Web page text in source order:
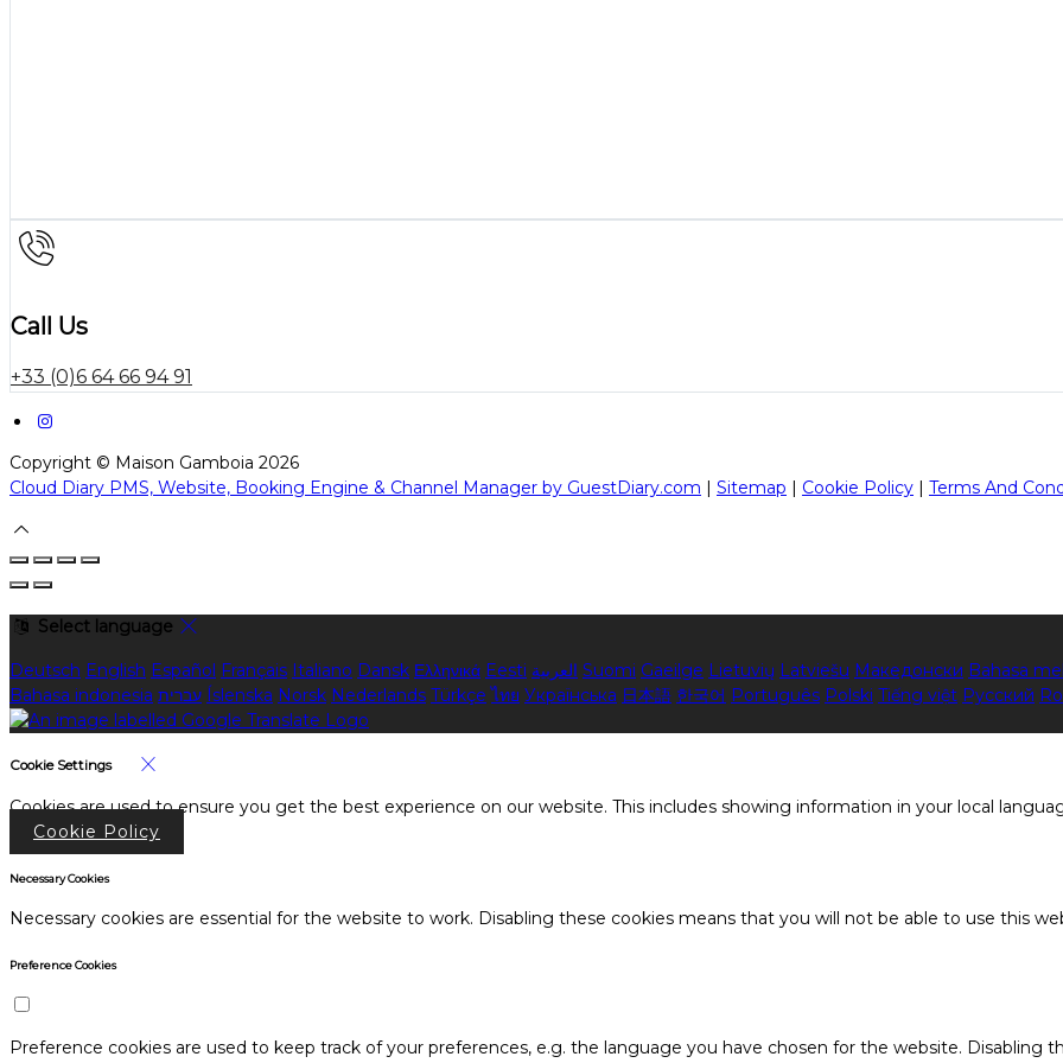
Call Us
+33 (0)6 64 66 94 91
Copyright © Maison Gamboia 2026
Cloud Diary PMS, Website, Booking Engine & Channel Manager by GuestDiary.com | Sitemap | Cookie Policy | Terms And
Select language
Deutsch English Español Français Italiano Dansk Ελληνικά Eesti العربية Suomi Gaeilge Lietuvių Latviešu Македонски Bahasa
Bahasa indonesia עברית Íslenska Norsk Nederlands Türkçe ไทย Українська 日本語 한국어 Português Polski Tiếng việt Русский
Cookie Settings
Cookies are used to ensure you get the best experience on our website. This includes showing information in your local
Cookie Policy
Necessary Cookies
Necessary cookies are essential for the website to work. Disabling these cookies means that you will not be able to use this
Preference Cookies
Preference cookies are used to keep track of your preferences, e.g. the language you have chosen for the website. Disabling